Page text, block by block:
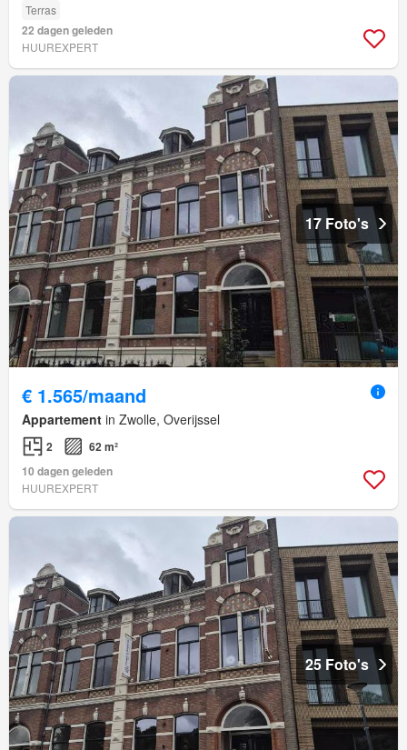
Terras
22 dagen geleden
HUUREXPERT
17 Foto's
€ 1.565/maand
Appartement in Zwolle, Overijssel
2
62 m²
10 dagen geleden
HUUREXPERT
25 Foto's